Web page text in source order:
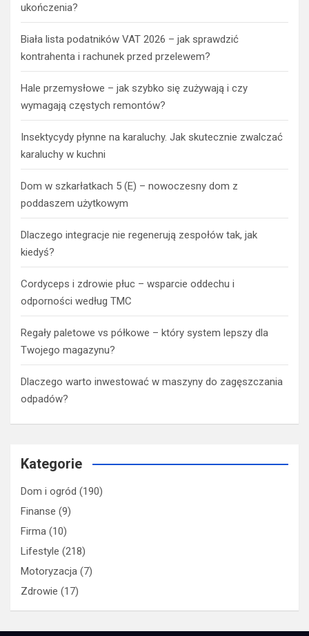
ukończenia?
Biała lista podatników VAT 2026 – jak sprawdzić
kontrahenta i rachunek przed przelewem?
Hale przemysłowe – jak szybko się zużywają i czy
wymagają częstych remontów?
Insektycydy płynne na karaluchy. Jak skutecznie zwalczać
karaluchy w kuchni
Dom w szkarłatkach 5 (E) – nowoczesny dom z
poddaszem użytkowym
Dlaczego integracje nie regenerują zespołów tak, jak
kiedyś?
Cordyceps i zdrowie płuc – wsparcie oddechu i
odporności według TMC
Regały paletowe vs półkowe – który system lepszy dla
Twojego magazynu?
Dlaczego warto inwestować w maszyny do zagęszczania
odpadów?
Kategorie
Dom i ogród (190)
Finanse (9)
Firma (10)
Lifestyle (218)
Motoryzacja (7)
Zdrowie (17)